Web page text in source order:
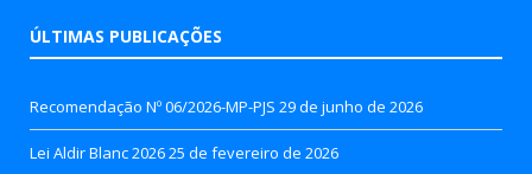
ÚLTIMAS PUBLICAÇÕES
Recomendação Nº 06/2026-MP-PJS 29 de junho de 2026
Lei Aldir Blanc 202625 de fevereiro de 2026